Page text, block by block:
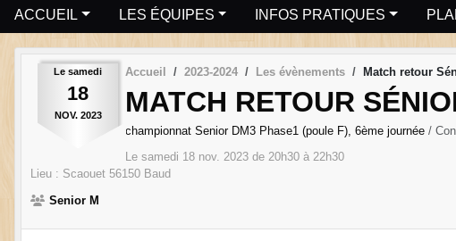
ACCUEIL LES ÉQUIPES INFOS PRATIQUES
Le samedi
18
NOV. 2023
Accueil 2023-2024 Les évènements Match retour
MATCH RETOUR
championnat Senior DM3 Phase1 (poule F), 6ème journée /
Le samedi 18 nov. 2023 de 20h30 à 22h30
Lieu : Scaouet 56150 Baud
Senior M